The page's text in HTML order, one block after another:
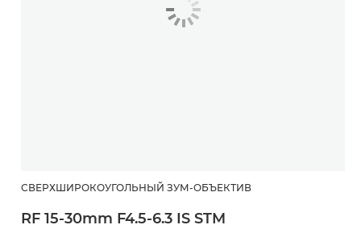
СВЕРХШИРОКОУГОЛЬНЫЙ ЗУМ-ОБЪЕКТИВ
RF 15-30mm F4.5-6.3 IS STM